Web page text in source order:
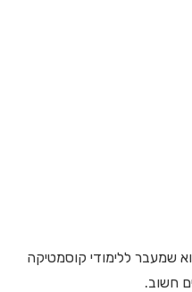
שמעבר ללימודי קוסמטיקה
חשוב.